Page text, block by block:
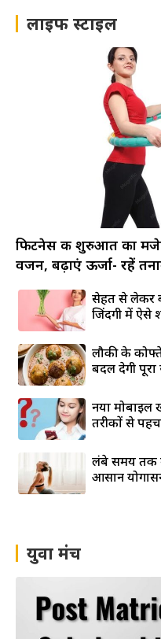
लाइफ स्टाइल
फिटनेस की शुरुआत का
वजन, बढ़ाएं ऊर्जा- रहें
सेहत से लेकर
जिंदगी में ऐसे
लौकी के कोफ्ते
बदल देगी पूरा
नया
तरीकों से
लंबे समय तक
आसान
युवा मंच